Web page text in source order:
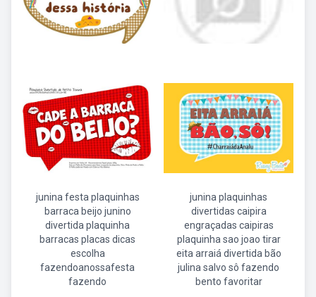
junina festa plaquinhas
barraca beijo junino
divertida plaquinha
barracas placas dicas
escolha
fazendoanossafesta
fazendo
junina plaquinhas
divertidas caipira
engraçadas caipiras
plaquinha sao joao tirar
eita arraiá divertida bão
julina salvo sô fazendo
bento favoritar